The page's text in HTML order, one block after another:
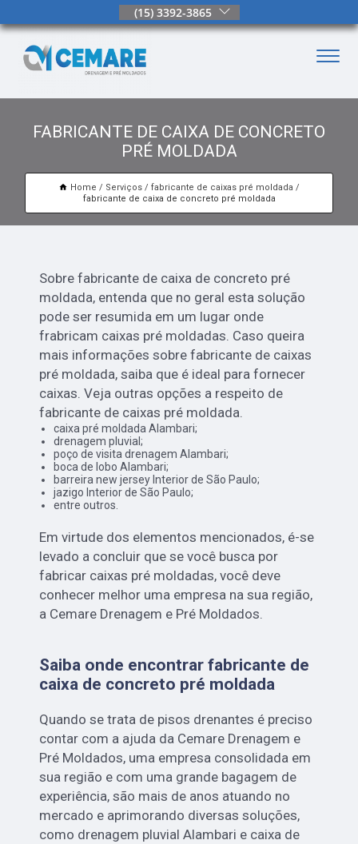
(15) 3392-3865
FABRICANTE DE CAIXA DE CONCRETO
PRÉ MOLDADA
Home Serviços
fabricante de caixas pré moldada
fabricante de caixa de concreto pré moldada
Sobre fabricante de caixa de concreto pré
moldada, entenda que no geral esta solução
pode ser resumida em um lugar onde
frabricam caixas pré moldadas. Caso queira
mais informações sobre fabricante de caixas
pré moldada, saiba que é ideal para fornecer
caixas. Veja outras opções a respeito de
fabricante de caixas pré moldada.
caixa pré moldada Alambari;
drenagem pluvial;
poço de visita drenagem Alambari;
boca de lobo Alambari;
barreira new jersey Interior de São Paulo;
jazigo Interior de São Paulo;
entre outros.
Em virtude dos elementos mencionados, é-se
levado a concluir que se você busca por
fabricar caixas pré moldadas, você deve
conhecer melhor uma empresa na sua região,
a Cemare Drenagem e Pré Moldados.
Saiba onde encontrar fabricante de
caixa de concreto pré moldada
Quando se trata de pisos drenantes é preciso
contar com a ajuda da Cemare Drenagem e
Pré Moldados, uma empresa consolidada em
sua região e com uma grande bagagem de
experiência, são mais de anos atuando no
mercado e aprimorando diversas soluções,
como drenagem pluvial Alambari e caixa de